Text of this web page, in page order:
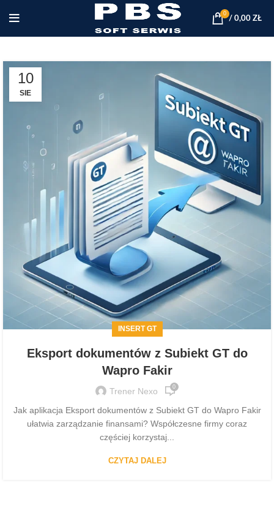
0
/ 0,00 ZŁ
10
SIE
INSERT GT
Eksport dokumentów z Subiekt GT do
Wapro Fakir
Trener Nexo 0
Jak aplikacja Eksport dokumentów z Subiekt GT do Wapro Fakir
ułatwia zarządzanie finansami? Współczesne firmy coraz
częściej korzystaj...
CZYTAJ DALEJ